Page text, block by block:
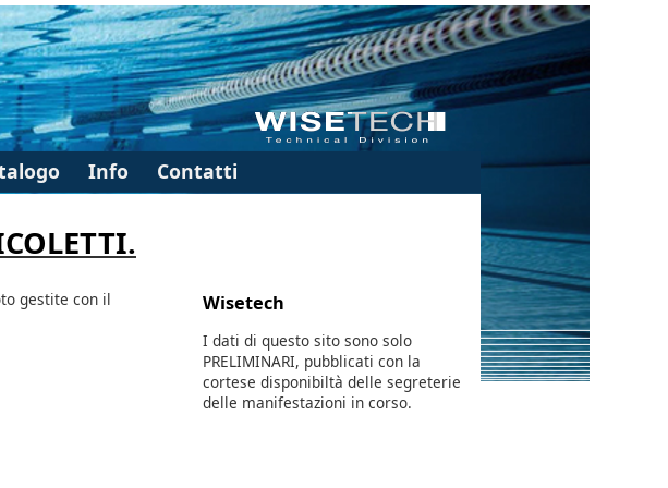
Info Contatti
gestite con il
Wisetech
I dati di questo sito sono solo
PRELIMINARI, pubblicati con la
cortese disponibiltà delle segreterie
delle manifestazioni in corso.